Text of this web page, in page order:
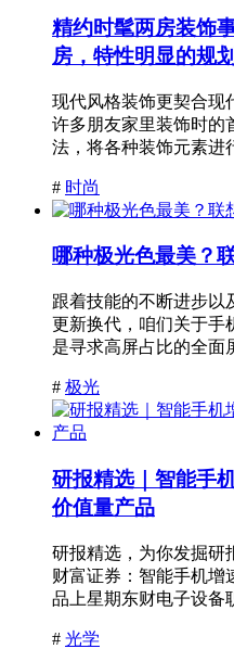
精约时髦两房装饰
房，特性明显的规
现代风格装饰更契合现
许多朋友家里装饰时的
法，将各种装饰元素进
# 时尚
哪种极光色最美？
跟着技能的不断进步以
更新换代，咱们关于手
是寻求高屏占比的全面
# 极光
研报精选｜智能手
价值量产品
研报精选，为你发掘研
财富证券：智能手机增
品上星期东财电子设备
# 光学